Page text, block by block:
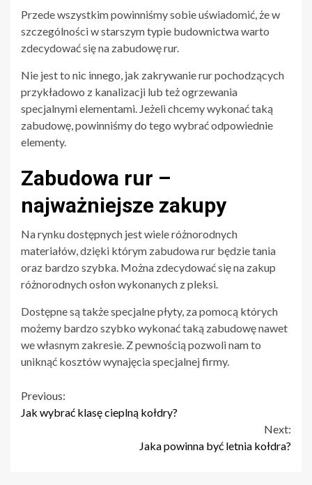
Przede wszystkim powinniśmy sobie uświadomić, że w
szczególności w starszym typie budownictwa warto
zdecydować się na zabudowę rur.
Nie jest to nic innego, jak zakrywanie rur pochodzących
przykładowo z kanalizacji lub też ogrzewania
specjalnymi elementami. Jeżeli chcemy wykonać taką
zabudowę, powinniśmy do tego wybrać odpowiednie
elementy.
Zabudowa rur –
najważniejsze zakupy
Na rynku dostępnych jest wiele różnorodnych
materiałów, dzięki którym zabudowa rur będzie tania
oraz bardzo szybka. Można zdecydować się na zakup
różnorodnych osłon wykonanych z pleksi.
Dostępne są także specjalne płyty, za pomocą których
możemy bardzo szybko wykonać taką zabudowę nawet
we własnym zakresie. Z pewnością pozwoli nam to
uniknąć kosztów wynajęcia specjalnej firmy.
Continue
Reading
Previous:
Jak wybrać klasę cieplną kołdry?
Next:
Jaka powinna być letnia kołdra?